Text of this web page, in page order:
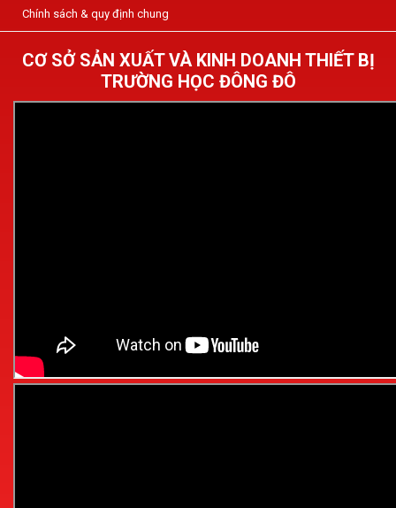
Chính sách & quy định chung
CƠ SỞ SẢN XUẤT VÀ KINH DOANH THIẾT BỊ
TRƯỜNG HỌC ĐÔNG ĐÔ